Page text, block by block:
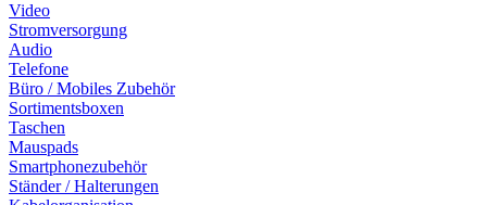
Video
Stromversorgung
Audio
Telefone
Büro / Mobiles Zubehör
Sortimentsboxen
Taschen
Mauspads
Smartphonezubehör
Ständer / Halterungen